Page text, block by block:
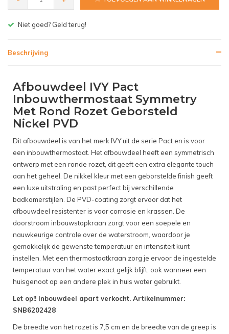
Gratis bezorgen v.a. € 150,- (NL)
Beschrijving
Afbouwdeel IVY Pact
Inbouwthermostaat Symmetry
Met Rond Rozet Geborsteld
Nickel PVD
Dit afbouwdeel is van het merk IVY uit de serie Pact en is voor
een inbouwthermostaat. Het afbouwdeel heeft een symmetrisch
ontwerp met een ronde rozet, dit geeft een extra elegante touch
aan het geheel. De nikkel kleur met een geborstelde finish geeft
een luxe uitstraling en past perfect bij verschillende
badkamerstijlen. De PVD-coating zorgt ervoor dat het
afbouwdeel resistenter is voor corrosie en krassen. De
doorstroom inbouwstopkraan zorgt voor een soepele en
nauwkeurige controle over de waterstroom, waardoor je
gemakkelijk de gewenste temperatuur en intensiteit kunt
instellen. Met een thermostaatkraan zorg je ervoor de ingestelde
temperatuur van het water exact gelijk blijft, ook wanneer een
huisgenoot op een andere plek in huis water gebruikt.
Let op!! Inbouwdeel apart verkocht. Artikelnummer:
SNB6202428
De breedte van het rozet is 7,5 cm en de breedte van de greep is